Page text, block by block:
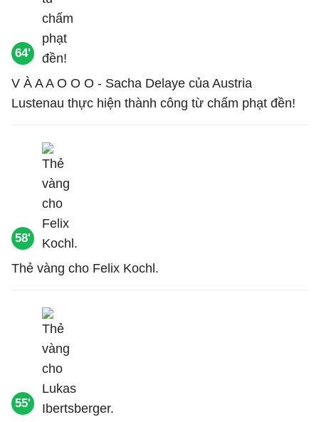
64'
V À A A O O O - Sacha Delaye của Austria
Lustenau thực hiện thành công từ chấm phạt đền!
58'
Thẻ vàng cho Felix Kochl.
55'